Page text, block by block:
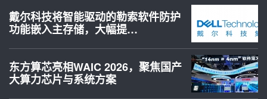
戴尔科技将智能驱动的勒索软件防护
功能嵌入主存储，大幅提…
东方算芯亮相WAIC 2026，聚焦国产
大算力芯片与系统方案